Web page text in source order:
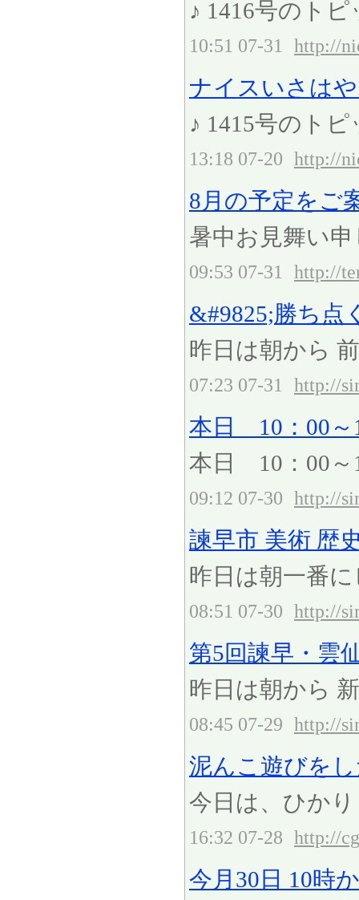
♪ 1416号のトピ
10:51 07-31 http://
ナイスいさはや
♪ 1415号のトピ
13:18 07-20 http://
8月の予定をご
暑中お見舞い
09:53 07-31 http://
&#9825;勝ち点
昨日は朝から
07:23 07-31 http://
本日 10：00
本日 10：00
09:12 07-30 http://
諫早市 美術 歴
昨日は朝一番
08:51 07-30 http://
第5回諫早・雲
昨日は朝から
08:45 07-29 http://
泥んこ遊びを
今日は、ひか
16:32 07-28 http://
今月30日 10時